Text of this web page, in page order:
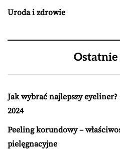
Uroda i zdrowie
Jak wybrać najlepszy
2024
Peeling korundowy –
pielęgnacyjne